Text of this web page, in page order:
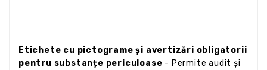
Etichete cu pictograme și avertizări obligatorii
pentru substanțe periculoase - Permite audit și